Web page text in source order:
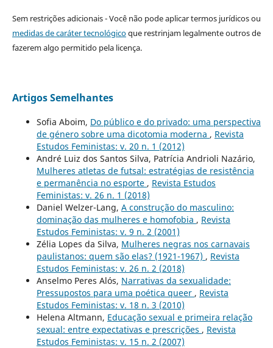
Sem restrições adicionais - Você não pode aplicar termos jurídicos ou
medidas de caráter tecnológicoque restrinjam legalmente outros de
fazerem algo permitido pela licença.
Artigos Semelhantes
Sofia Aboim, Do público e do privado: uma perspectiva
de género sobre uma dicotomia moderna , Revista
Estudos Feministas: v. 20 n. 1 (2012)
André Luiz dos Santos Silva, Patrícia Andrioli Nazário,
Mulheres atletas de futsal: estratégias de resistência
e permanência no esporte , Revista Estudos
Feministas: v. 26 n. 1 (2018)
Daniel Welzer-Lang, A construção do masculino:
dominação das mulheres e homofobia , Revista
Estudos Feministas: v. 9 n. 2 (2001)
Zélia Lopes da Silva, Mulheres negras nos carnavais
paulistanos: quem são elas? (1921-1967) , Revista
Estudos Feministas: v. 26 n. 2 (2018)
Anselmo Peres Alós, Narrativas da sexualidade:
Pressupostos para uma poética queer , Revista
Estudos Feministas: v. 18 n. 3 (2010)
Helena Altmann, Educação sexual e primeira relação
sexual: entre expectativas e prescrições , Revista
Estudos Feministas: v. 15 n. 2 (2007)